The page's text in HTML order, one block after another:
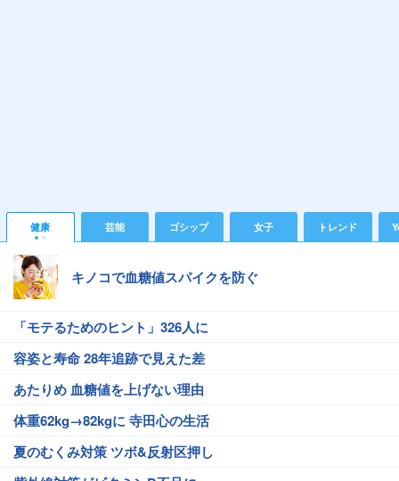
健康 芸能 ゴシップ 女子 トレンド
キノコで血糖値スパイクを防ぐ
「モテるためのヒント」326人に
容姿と寿命 28年追跡で見えた差
あたりめ 血糖値を上げない理由
体重62kg→82kgに 寺田心の生活
夏のむくみ対策 ツボ&反射区押し